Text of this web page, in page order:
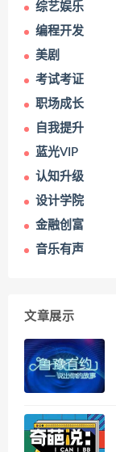
综艺娱乐
编程开发
美剧
考试考证
职场成长
自我提升
蓝光VIP
认知升级
设计学院
金融创富
音乐有声
文章展示